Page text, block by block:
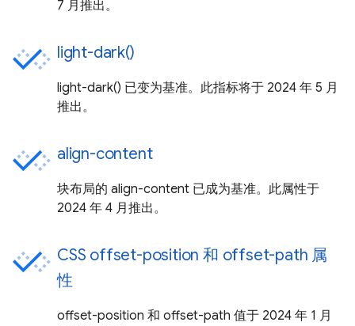
7 月推出。
light-dark()
light-dark() 已变为基准。此指标将于 2024 年 5 月
推出。
align-content
块布局的 align-content 已成为基准。此属性于
2024 年 4 月推出。
CSS offset-position 和 offset-path 属
性
offset-position 和 offset-path 值于 2024 年 1 月